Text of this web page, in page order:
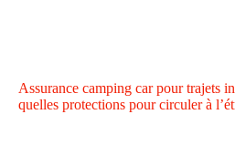
Assurance camping car pour trajets
quelles protections pour circuler à